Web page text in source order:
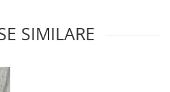
SIMILARE